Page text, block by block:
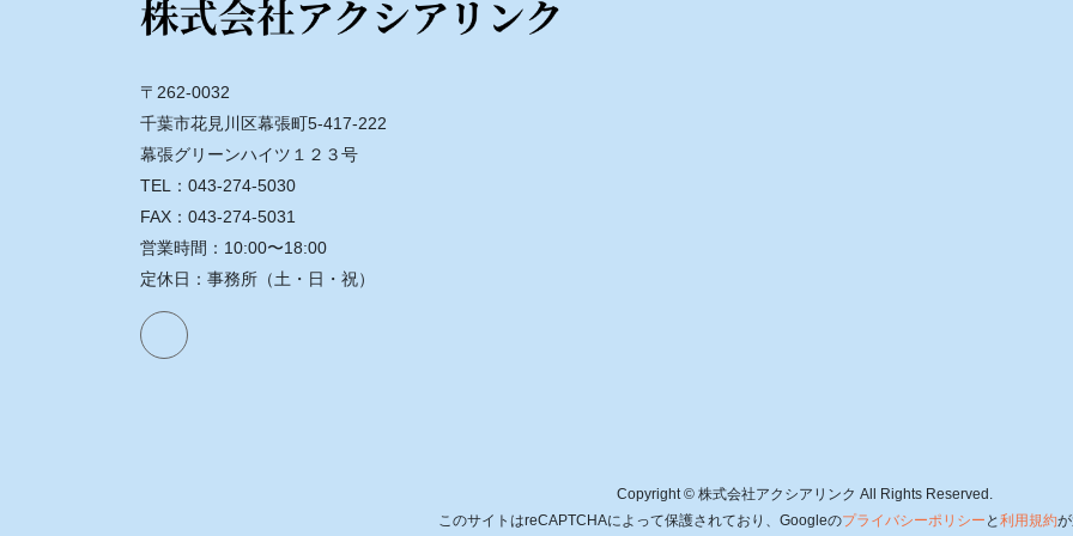
〒262-0032
千葉市花見川区幕張町5-417-222
幕張グリーンハイツ１２３号
TEL：043-274-5030
FAX：043-274-5031
営業時間：10:00〜18:00
定休日：事務所（土・日・祝）
Copyright © 株式会社アクシアリンク All Rights Reserved.
このサイトはreCAPTCHAによって保護されており、Googleのプライバシーポリシー と 利用規約が